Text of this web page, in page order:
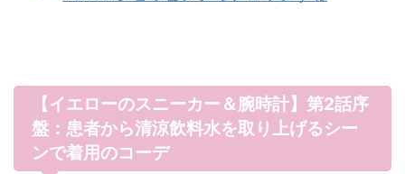
【イエローのスニーカー＆腕時計】第2話序
盤：患者から清涼飲料水を取り上げるシー
ンで着用のコーデ